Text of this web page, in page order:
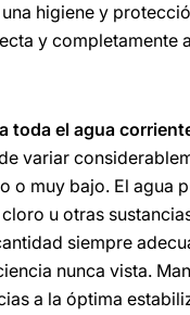
higiene y
y completamente
toda el agua
variar
o muy bajo. El agua
u otras
siempre
nunca vista.
a la óptima